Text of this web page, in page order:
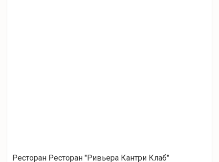
Ресторан Ресторан "Ривьера Кантри Клаб"